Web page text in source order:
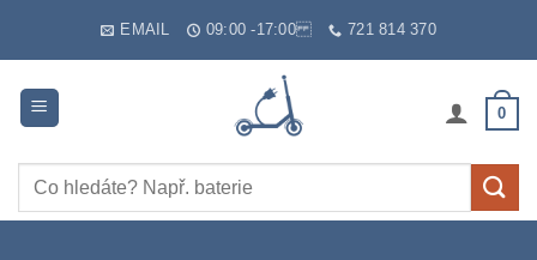
EMAIL 09:00 -17:00 721 814 370
0
Hledat: